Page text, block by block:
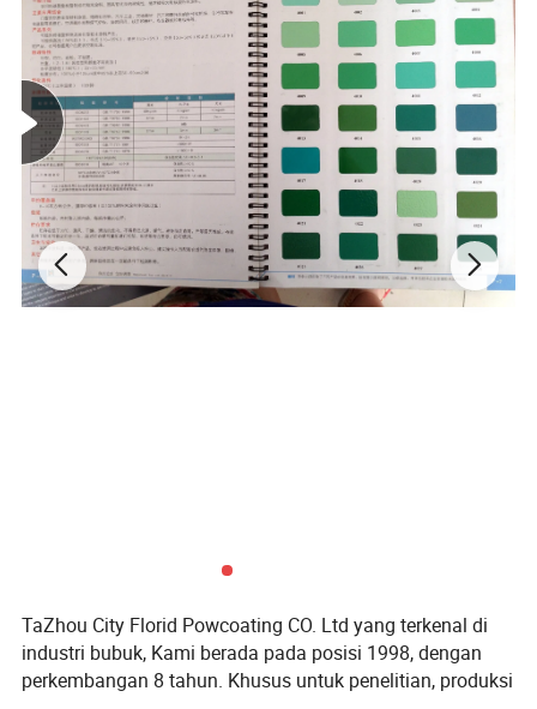
daripada 100 mikron (dapat disesuaikan
berdasarkan persyaratan lapisan khusus)
Kondisi Curing: 200, 10 mnt
Menguji item Standar pengujian
Indikator inspeksi
Sangat mengkilap Semi Kilap
Tahan benturan GB/T 1732-1993 50kg.cm 40kg.cm
Uji upping GB 9753-1988 8mm 7 mm 7 mm
Petunjuk Pemasangan
TaZhou City Florid Powcoating CO. Ltd yang terkenal di
industri bubuk, Kami berada pada posisi 1998, dengan
perkembangan 8 tahun. Khusus untuk penelitian, produksi